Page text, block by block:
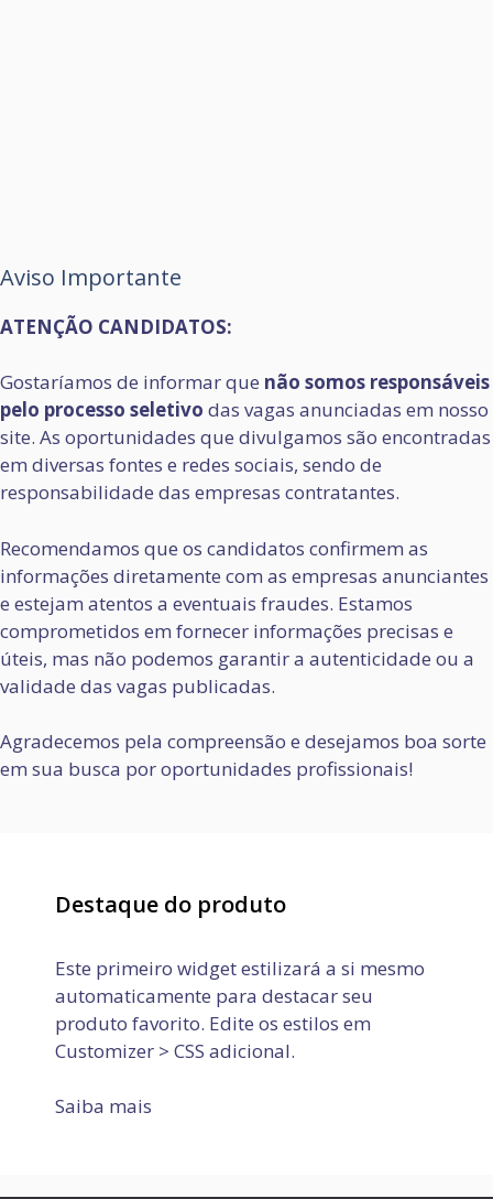
Aviso Importante
ATENÇÃO CANDIDATOS:
Gostaríamos de informar que não somos responsáveis
pelo processo seletivo das vagas anunciadas em nosso
site. As oportunidades que divulgamos são encontradas
em diversas fontes e redes sociais, sendo de
responsabilidade das empresas contratantes.
Recomendamos que os candidatos confirmem as
informações diretamente com as empresas anunciantes
e estejam atentos a eventuais fraudes. Estamos
comprometidos em fornecer informações precisas e
úteis, mas não podemos garantir a autenticidade ou a
validade das vagas publicadas.
Agradecemos pela compreensão e desejamos boa sorte
em sua busca por oportunidades profissionais!
Destaque do produto
Este primeiro widget estilizará a si mesmo
automaticamente para destacar seu
produto favorito. Edite os estilos em
Customizer > CSS adicional.
Saiba mais